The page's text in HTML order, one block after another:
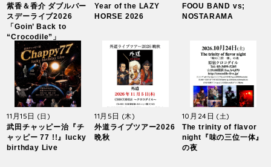
紫香＆香介 ダブルバー
スデーライブ2026
「Goin’ Back to
“Crocodile”」
Year of the LAZY
HORSE 2026
FOOU BAND vs;
NOSTARAMA
11月15日 (日)
武田チャッピー治『チ
ャッピー 77 !!』lucky
birthday Live
11月5日 (木)
外道ライブツアー2026
晩秋
10月24日 (土)
The trinity of flavor
night『味の三位一体』
の夜